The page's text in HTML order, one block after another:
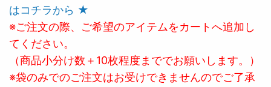
はコチラから ★
※ご注文の際、ご希望のアイテムをカートへ追加し
てください。
（商品小分け数＋10枚程度まででお願いします。）
※袋のみでのご注文はお受けできませんのでご了承